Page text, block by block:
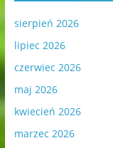
sierpień 2026
lipiec 2026
czerwiec 2026
maj 2026
kwiecień 2026
marzec 2026